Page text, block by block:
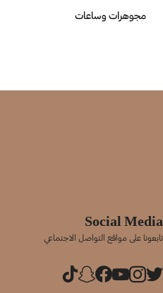
مجوهرات وساعات
Social Media
تابعونا على مواقع التواصل الاجتماعي